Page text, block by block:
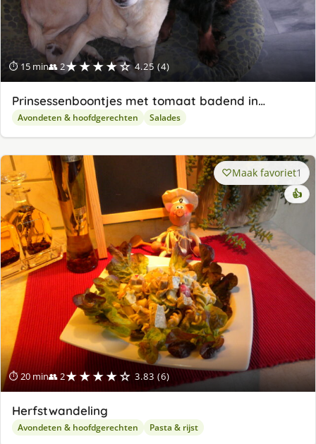
⏱ 15 min👥 2★★★★☆ 4.25 (4)
Prinsessenboontjes met tomaat badend in…
Avondeten & hoofdgerechten Salades
⏱ 20 min👥 2★★★★☆ 3.83 (6)
Maak favoriet1
👍
Herfstwandeling
Avondeten & hoofdgerechten Pasta & rijst